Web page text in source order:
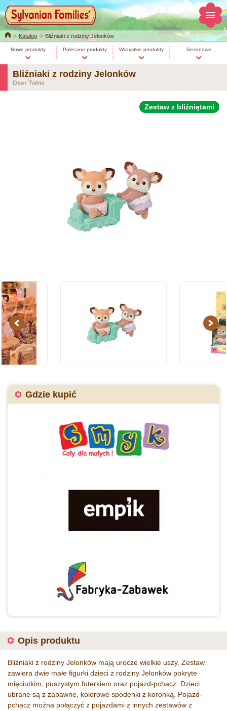
HomeKatalog Bliźniaki z rodziny Jelonków
Nowe produkty Polecane produkty Wszystkie produkty Sezonowe
Bliźniaki z rodziny Jelonków
Deer Twins
Zestaw z bliźniętami
Previous Next
Gdzie kupić
Opis produktu
Bliźniaki z rodziny Jelonków mają urocze wielkie uszy. Zestaw
zawiera dwie małe figurki dzieci z rodziny Jelonków pokryte
mięciutkim, puszystym futerkiem oraz pojazd-pchacz. Dzieci
ubrane są z zabawne, kolorowe spodenki z koronką. Pojazd-
pchacz można połączyć z pojazdami z innych zestawów z